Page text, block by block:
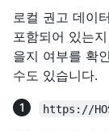
로컬 권고 데이
포함되어 있는
을지 여부를 확
수도 있습니다.
https://